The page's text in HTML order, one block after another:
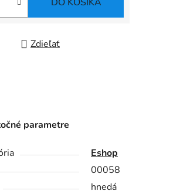
Zdieľať
parametre
Eshop
00058
hnedá